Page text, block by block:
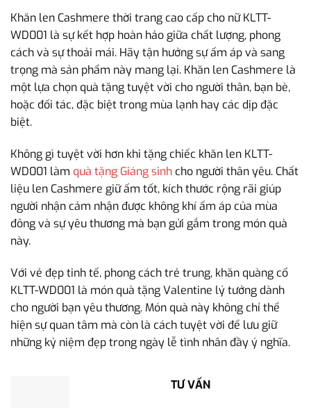
Khăn len Cashmere thời trang cao cấp cho nữ KLTT-
WD001 là sự kết hợp hoàn hảo giữa chất lượng, phong
cách và sự thoải mái. Hãy tận hưởng sự ấm áp và sang
trọng mà sản phẩm này mang lại. Khăn len Cashmere là
một lựa chọn quà tặng tuyệt vời cho người thân, bạn bè,
hoặc đối tác, đặc biệt trong mùa lạnh hay các dịp đặc
biệt.
Không gì tuyệt vời hơn khi tặng chiếc khăn len KLTT-
WD001 làm quà tặng Giáng sinh cho người thân yêu. Chất
liệu len Cashmere giữ ấm tốt, kích thước rộng rãi giúp
người nhận cảm nhận được không khí ấm áp của mùa
đông và sự yêu thương mà bạn gửi gắm trong món quà
này.
Với vẻ đẹp tinh tế, phong cách trẻ trung, khăn quàng cổ
KLTT-WD001 là món quà tặng Valentine lý tưởng dành
cho người bạn yêu thương. Món quà này không chỉ thể
hiện sự quan tâm mà còn là cách tuyệt vời để lưu giữ
những kỷ niệm đẹp trong ngày lễ tình nhân đầy ý nghĩa.
TƯ VẤN